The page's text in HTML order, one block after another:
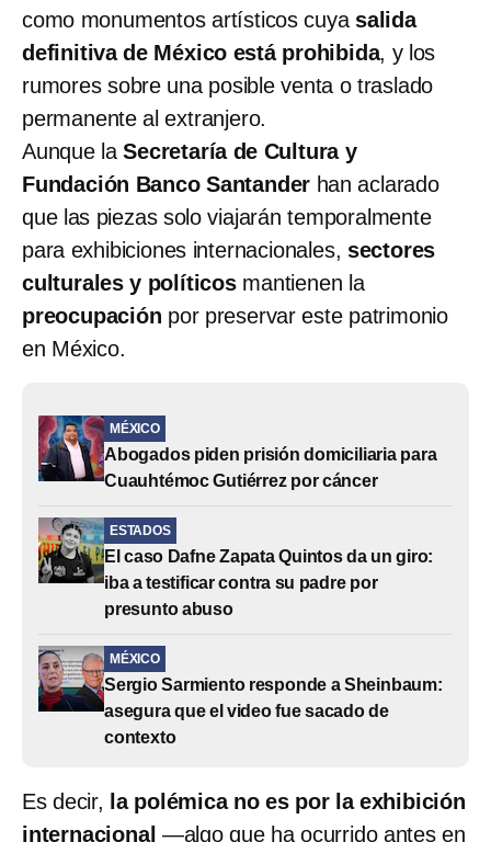
como monumentos artísticos cuya salida
definitiva de México está prohibida, y los
rumores sobre una posible venta o traslado
permanente al extranjero.
Aunque laSecretaría de Cultura y
Fundación Banco Santander han aclarado
que las piezas solo viajarán temporalmente
para exhibiciones internacionales, sectores
culturales y políticos mantienen la
preocupación por preservar este patrimonio
en México.
MÉXICO
Abogados piden prisión domiciliaria para
Cuauhtémoc Gutiérrez por cáncer
ESTADOS
El caso Dafne Zapata Quintos da un giro:
iba a testificar contra su padre por
presunto abuso
MÉXICO
Sergio Sarmiento responde a Sheinbaum:
asegura que el video fue sacado de
contexto
Es decir, la polémica no es por la exhibición
internacional —algo que ha ocurrido antes en